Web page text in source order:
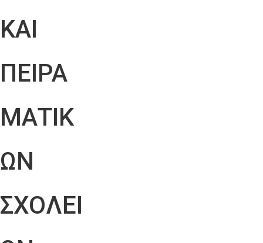
ΚΑΙ
ΠΕΙΡΑ
ΜΑΤΙΚ
ΩΝ
ΣΧΟΛΕΙ